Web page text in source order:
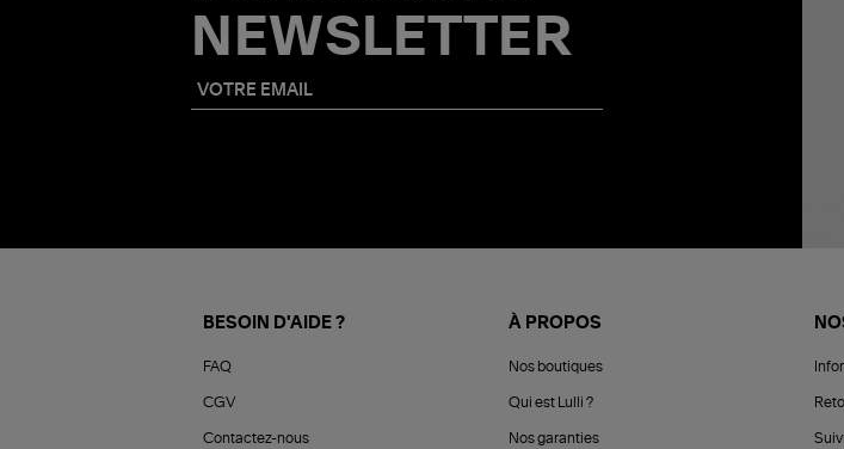
NEWSLETTER
BESOIN D'AIDE ?
FAQ
CGV
Contactez-nous
À PROPOS
Nos boutiques
Qui est Lulli ?
Nos garanties